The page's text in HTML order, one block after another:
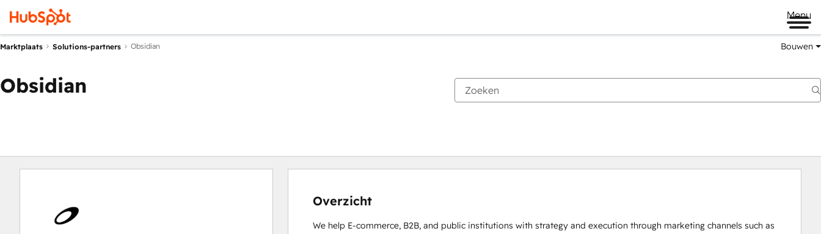
Menu
Marktplaats Solutions-partners Obsidian Bouwen
Obsidian
Overzicht
We help E-commerce, B2B, and public institutions with strategy and execution through marketing channels such as